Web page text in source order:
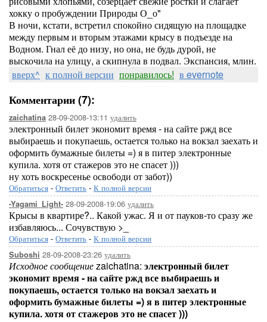
хокку о пробуждении Природы О_о"
В ночи, кстати, встретил спокойно сидящую на площадке
между первым и вторым этажами крысу в подъезде на
Водном. Гнал её до низу, но она, не будь дурой, не
выскочила на улицу, а скипнула в подвал. Экспансия, млин.
вверх^ к полной версии понравилось! в evernote
Комментарии (7):
zaichatina 28-09-2008-13:11 удалить
электронный билет экономит время - на сайте ржд все
выбираешь и покупаешь, остается только на вокзал заехать и
оформить бумажные билеты =) я в питер электронные
купила. хотя от стажеров это не спасет )))
ну хоть воскресенье освободи от забот))
Обратиться - Ответить - К полной версии
-Yagami_Light- 28-09-2008-19:06 удалить
Крысы в квартире?.. Какой ужас. Я и от пауков-то сразу же
избавляюсь... Сочувствую >_
Обратиться - Ответить - К полной версии
Suboshi 28-09-2008-23:26 удалить
Исходное сообщениеzaichatina: электронный билет
экономит время - на сайте ржд все выбираешь и
покупаешь, остается только на вокзал заехать и
оформить бумажные билеты =) я в питер электронные
купила. хотя от стажеров это не спасет )))